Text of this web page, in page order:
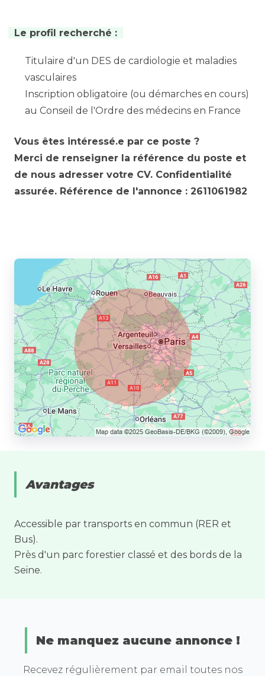
Le profil recherché :
Titulaire d'un DES de cardiologie et maladies
vasculaires
Inscription obligatoire (ou démarches en cours)
au Conseil de l'Ordre des médecins en France
Vous êtes intéressé.e par ce poste ?
Merci de renseigner la référence du poste et
de nous adresser votre CV. Confidentialité
assurée. Référence de l'annonce : 2611061982
Avantages
Accessible par transports en commun (RER et
Bus).
Près d'un parc forestier classé et des bords de la
Seine.
Ne manquez aucune annonce !
Recevez régulièrement par email toutes nos